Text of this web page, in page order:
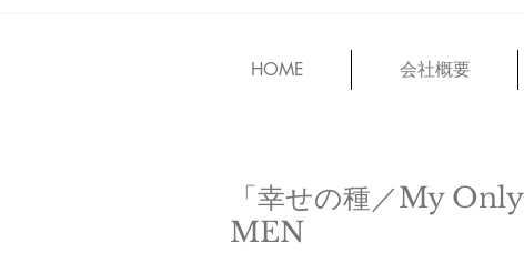
HOME 会社概要
「幸せの種／My
MEN